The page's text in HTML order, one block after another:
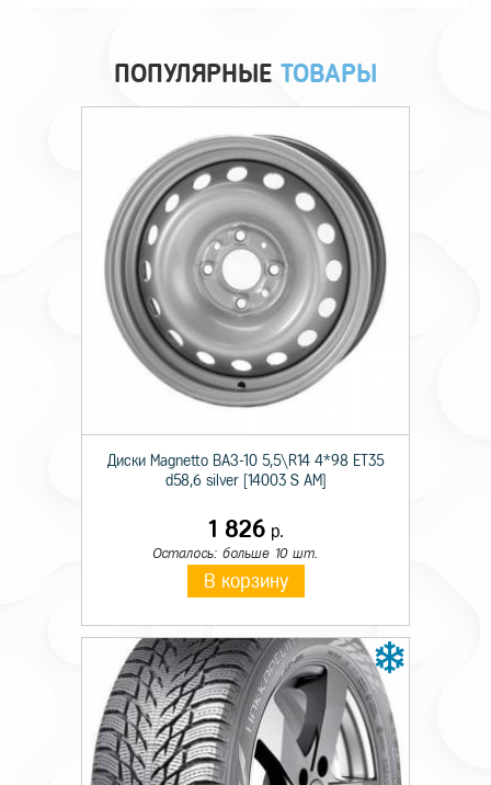
Технические характеристики
Тип дисков
Ширина 6,0
Кол. отверстий
Черный с
поверхностью
ПОПУЛЯРНЫЕ ТОВАРЫ
Диски Magnetto ВАЗ-10 5,5\R14 4*98 ET35
d58,6 silver [14003 S AM]
1 826р.
Осталось: больше 10 шт.
В корзину